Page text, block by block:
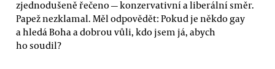
zjednodušeně řečeno — konzervativní a liberální směr.
Papež nezklamal. Měl odpovědět: Pokud je někdo gay
a hledá Boha a dobrou vůli, kdo jsem já, abych
ho soudil?